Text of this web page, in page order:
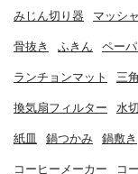
みじん切り器 マッシ
骨抜き ふきん ペー
ランチョンマット 三
換気扇フィルター 水
紙皿 鍋つかみ 鍋敷き
コーヒーメーカー コ